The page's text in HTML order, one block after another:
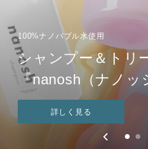
100%ナノバブル水使用
シャンプー＆トリ
『nanosh（ナノッ
詳しく見る
100%ナノバブル水使用
シャンプー&トリ
『nanosh（ナノッ
詳しく見る